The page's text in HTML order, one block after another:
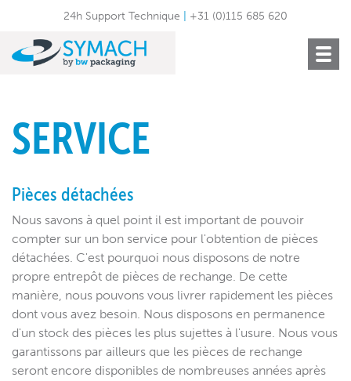
24h Support Technique +31 (0)115 685 620
Toggle
SERVICE
Pièces détachées
Nous savons à quel point il est important de pouvoir
compter sur un bon service pour l'obtention de pièces
détachées. C'est pourquoi nous disposons de notre
propre entrepôt de pièces de rechange. De cette
manière, nous pouvons vous livrer rapidement les pièces
dont vous avez besoin. Nous disposons en permanence
d'un stock des pièces les plus sujettes à l'usure. Nous vous
garantissons par ailleurs que les pièces de rechange
seront encore disponibles de nombreuses années après